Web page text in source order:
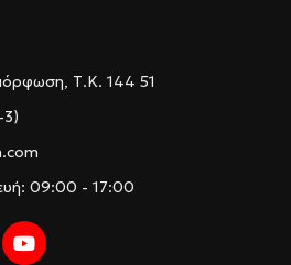
Τ.Κ. 144 51
09:00 - 17:00